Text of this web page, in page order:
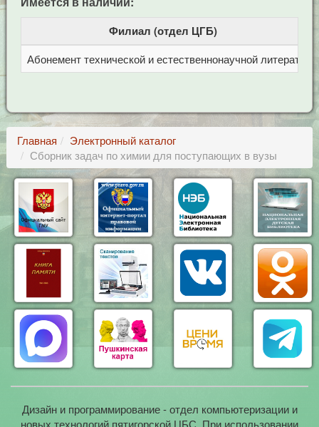
Филиал (отдел ЦГБ)
Абонемент технической и естественнонаучной литерат
Главная
Электронный каталог
Сборник задач по химии для поступающих в вузы
Дизайн и программирование - отдел компьютеризации и